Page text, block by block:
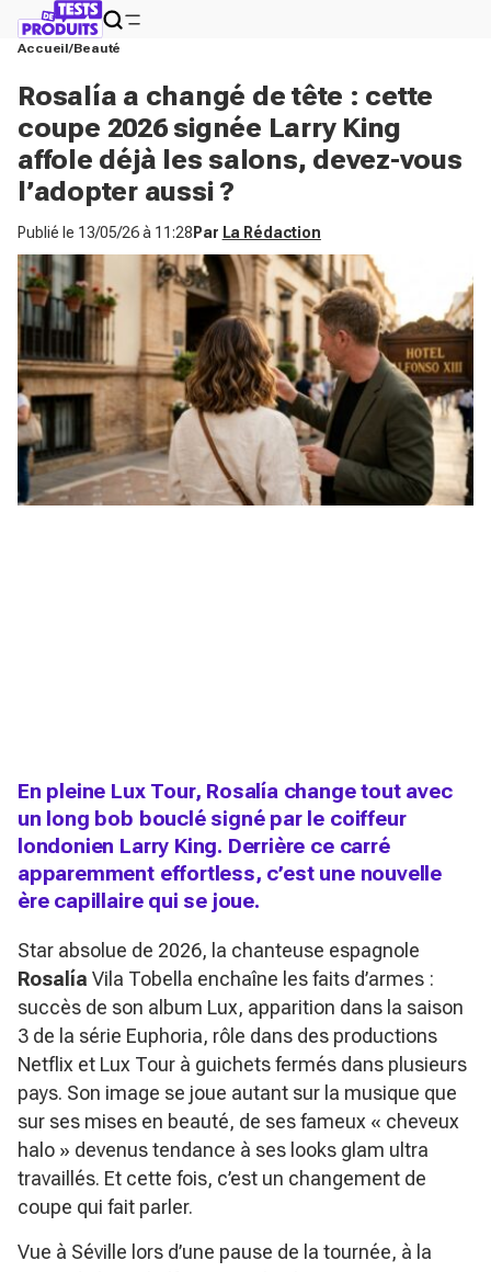
Accueil Beauté
Rosalía a changé de tête : cette
coupe 2026 signée Larry King
affole déjà les salons, devez-vous
l’adopter aussi ?
Publié le 13/05/26 à 11:28 Par La Rédaction
En pleine Lux Tour, Rosalía change tout avec
un long bob bouclé signé par le coiffeur
londonien Larry King. Derrière ce carré
apparemment effortless, c’est une nouvelle
ère capillaire qui se joue.
Star absolue de 2026, la chanteuse espagnole
Rosalía Vila Tobella enchaîne les faits d’armes :
succès de son album Lux, apparition dans la saison
3 de la série Euphoria, rôle dans des productions
Netflix et Lux Tour à guichets fermés dans plusieurs
pays. Son image se joue autant sur la musique que
sur ses mises en beauté, de ses fameux « cheveux
halo » devenus tendance à ses looks glam ultra
travaillés. Et cette fois, c’est un changement de
coupe qui fait parler.
Vue à Séville lors d’une pause de la tournée, à la